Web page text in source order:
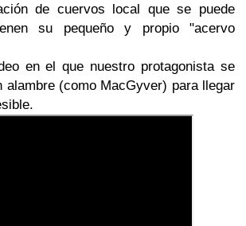
de cuervos local que se puede
su pequeño y propio "acervo
en el que nuestro protagonista se
alambre (como MacGyver) para llegar